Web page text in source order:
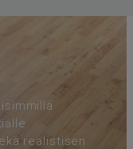
realistisen